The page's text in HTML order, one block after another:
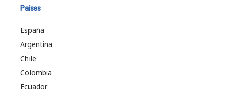
Países
España
Argentina
Chile
Colombia
Ecuador